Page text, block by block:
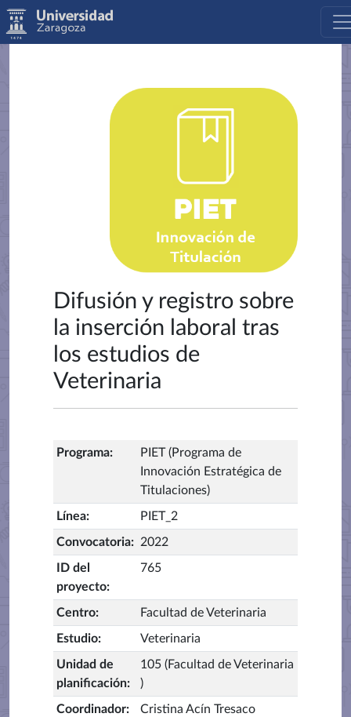
Difusión y registro sobre
la inserción laboral tras
los estudios de
Veterinaria
Programa:
PIET (Programa de
Innovación Estratégica de
Titulaciones)
Línea: PIET_2
Convocatoria: 2022
ID del
proyecto:
765
Centro: Facultad de Veterinaria
Estudio: Veterinaria
Unidad de
planificación:
105 (Facultad de Veterinaria
)
Coordinador: Cristina Acín Tresaco